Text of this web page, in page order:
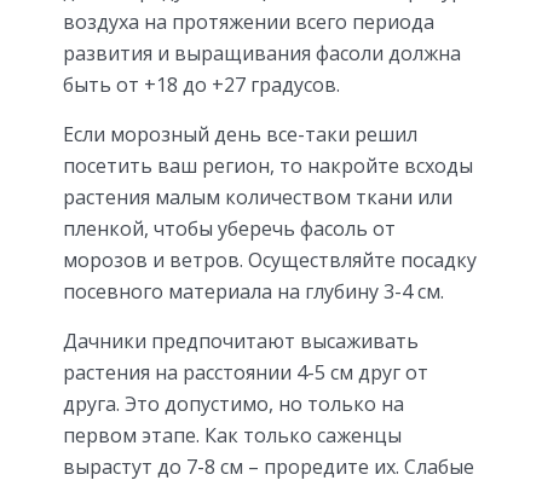
воздуха на протяжении всего периода
развития и выращивания фасоли должна
быть от +18 до +27 градусов.
Если морозный день все-таки решил
посетить ваш регион, то накройте всходы
растения малым количеством ткани или
пленкой, чтобы уберечь фасоль от
морозов и ветров. Осуществляйте посадку
посевного материала на глубину 3-4 см.
Дачники предпочитают высаживать
растения на расстоянии 4-5 см друг от
друга. Это допустимо, но только на
первом этапе. Как только саженцы
вырастут до 7-8 см – проредите их. Слабые